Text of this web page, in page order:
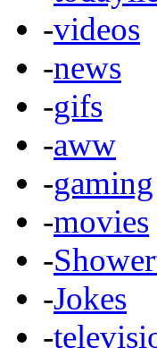
-videos
-news
-gifs
-aww
-gaming
-movies
-
-Jokes
-